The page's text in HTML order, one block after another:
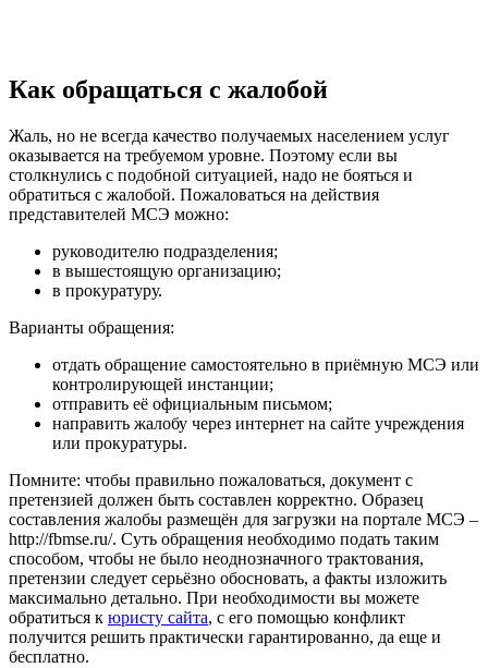
Как обращаться с жалобой
Жаль, но не всегда качество получаемых населением услуг
оказывается на требуемом уровне. Поэтому если вы
столкнулись с подобной ситуацией, надо не бояться и
обратиться с жалобой. Пожаловаться на действия
представителей МСЭ можно:
руководителю подразделения;
в вышестоящую организацию;
в прокуратуру.
Варианты обращения:
отдать обращение самостоятельно в приёмную МСЭ или
контролирующей инстанции;
отправить её официальным письмом;
направить жалобу через интернет на сайте учреждения
или прокуратуры.
Помните: чтобы правильно пожаловаться, документ с
претензией должен быть составлен корректно. Образец
составления жалобы размещён для загрузки на портале МСЭ –
http://fbmse.ru/. Суть обращения необходимо подать таким
способом, чтобы не было неоднозначного трактования,
претензии следует серьёзно обосновать, а факты изложить
максимально детально. При необходимости вы можете
обратиться к юристу сайта, с его помощью конфликт
получится решить практически гарантированно, да еще и
бесплатно.